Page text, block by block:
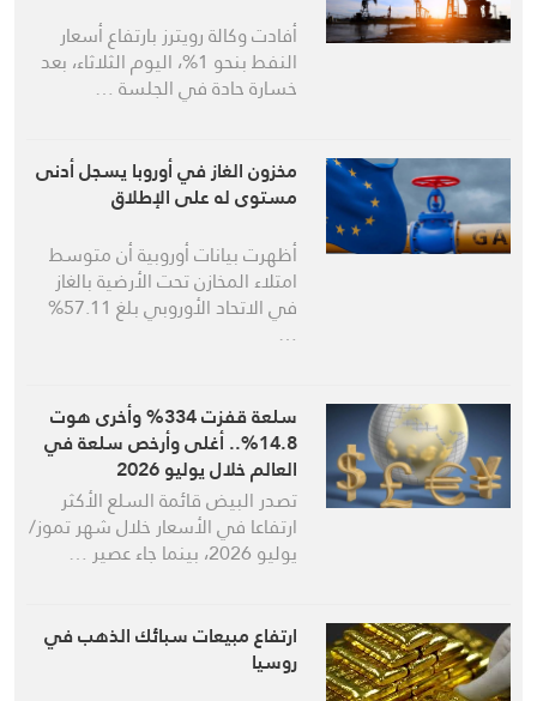
أفادت وكالة رويترز بارتفاع أسعار
النفط بنحو 1%، اليوم الثلاثاء، بعد
خسارة حادة في الجلسة …
مخزون الغاز في أوروبا يسجل أدنى
مستوى له على الإطلاق
أظهرت بيانات أوروبية أن متوسط
امتلاء المخازن تحت الأرضية بالغاز
في الاتحاد الأوروبي بلغ 57.11%
…
سلعة قفزت 334% وأخرى هوت
14.8%.. أغلى وأرخص سلعة في
العالم خلال يوليو 2026
تصدر البيض قائمة السلع الأكثر
ارتفاعا في الأسعار خلال شهر تموز/
يوليو 2026، بينما جاء عصير …
ارتفاع مبيعات سبائك الذهب في
روسيا